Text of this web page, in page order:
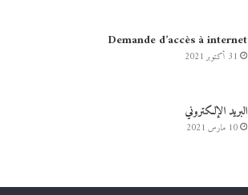
Demande d’accès à internet
31 أكتوبر 2021
البريد الإلكتروني
10 مارس 2021